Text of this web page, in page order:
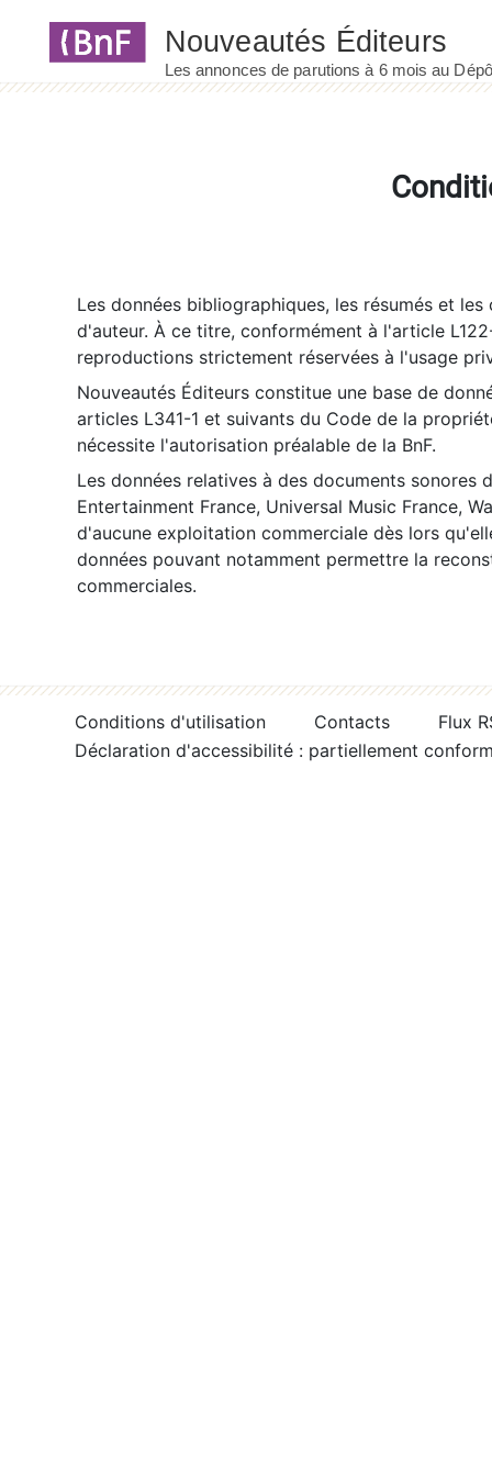
Les données bibliographiques, les résumés et
d'auteur. À ce titre, conformément à l'article
reproductions strictement réservées à l'usage
Nouveautés Éditeurs constitue une base de
articles L341-1 et suivants du Code de la
nécessite l'autorisation préalable de la BnF.
Les données relatives à des documents sonores
Entertainment France, Universal Music France,
d'aucune exploitation commerciale dès lors
données pouvant notamment permettre la
commerciales.
Conditions d'utilisation Contacts
Flux
Déclaration d'accessibilité : partiellement